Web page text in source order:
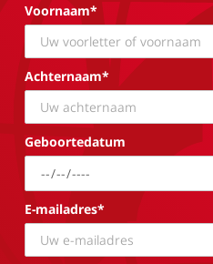
Voornaam*
Achternaam*
Geboortedatum
E-mailadres*